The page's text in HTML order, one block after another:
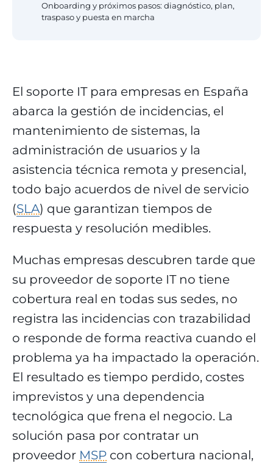
Onboarding y próximos pasos: diagnóstico, plan,
traspaso y puesta en marcha
El soporte IT para empresas en España
abarca la gestión de incidencias, el
mantenimiento de sistemas, la
administración de usuarios y la
asistencia técnica remota y presencial,
todo bajo acuerdos de nivel de servicio
(SLA) que garantizan tiempos de
respuesta y resolución medibles.
Muchas empresas descubren tarde que
su proveedor de soporte IT no tiene
cobertura real en todas sus sedes, no
registra las incidencias con trazabilidad
o responde de forma reactiva cuando el
problema ya ha impactado la operación.
El resultado es tiempo perdido, costes
imprevistos y una dependencia
tecnológica que frena el negocio. La
solución pasa por contratar un
proveedor MSP con cobertura nacional,